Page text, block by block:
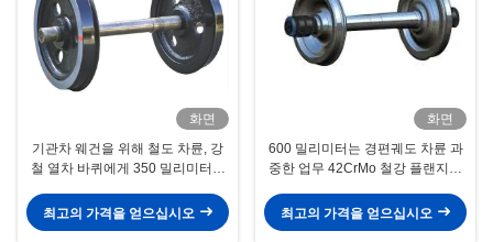
화면
기관차 웨건을 위해 철도 차륜, 강
철 열차 바퀴에게 350 밀리미터를
최고의 가격을 얻으십시오
화면
600 밀리미터는 경편궤도 차륜 과
중한 업무 42CrMo 철강 플랜지된
최고의 가격을 얻으십시오